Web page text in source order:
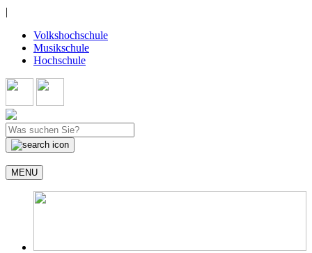
|
Volkshochschule
Musikschule
Hochschule
MENU